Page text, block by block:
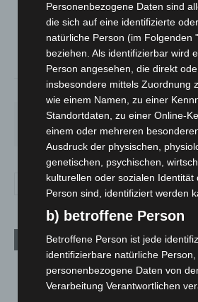
14.8°C
73% 2.2m/s
FR.
25°
SA.
26°
SO.
31°
Aktuelle Beiträge
Brand im „Haus der Begegnung“ in
eingedämmt
Personenbezogene Daten sind
die sich auf eine identifizierte
natürliche Person (im Folgenden
beziehen. Als identifizierbar wird
Person angesehen, die direkt
insbesondere mittels Zuordnung
wie einem Namen, zu einer
Standortdaten, zu einer Online-
einem oder mehreren
Ausdruck der physischen,
genetischen, psychischen,
kulturellen oder sozialen Identität
Person sind, identifiziert werden
b) betroffene Person
Betroffene Person ist jede
identifizierbare natürliche Person,
personenbezogene Daten von
Verarbeitung Verantwortlichen